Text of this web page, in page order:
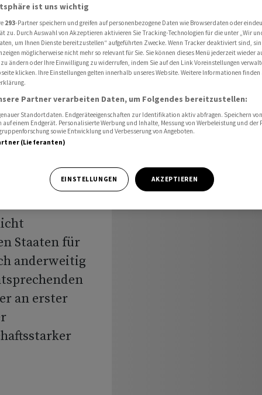
Osten nicht aus
Osten
Staaten für
anderweitig
an erster
ist uns wichtig
293-Partner speichern und greifen auf personenbezogene Daten wie Browserdaten oder
zu. Durch Auswahl von Akzeptieren aktivieren Sie Tracking-Technologien für die unter „Wir
um Ihnen Dienste bereitzustellen“ aufgeführten Zwecke. Wenn Tracker deaktiviert sind,
möglicherweise nicht mehr so relevant für Sie. Sie können dieses Menü jederzeit wieder
ändern oder Ihre Einwilligung zu widerrufen, indem Sie auf den Link Voreinstellungen
klicken. Ihre Einstellungen gelten innerhalb unseres Website. Weitere Informationen finden
Partner verarbeiten Daten, um Folgendes bereitzustellen:
Standortdaten. Endgeräteeigenschaften zur Identifikation aktiv abfragen. Speichern
einem Endgerät. Personalisierte Werbung und Inhalte, Messung von Werbeleistung und der
sowie Entwicklung und Verbesserung von Angeboten.
(Lieferanten)
EINSTELLUNGEN AKZEPTIEREN